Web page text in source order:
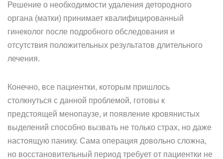
Решение о необходимости удаления детородного
органа (матки) принимает квалифицированный
гинеколог после подробного обследования и
отсутствия положительных результатов длительного
лечения.
Конечно, все пациентки, которым пришлось
столкнуться с данной проблемой, готовы к
предстоящей менопаузе, и появление кровянистых
выделений способно вызвать не только страх, но даже
настоящую панику. Сама операция довольно сложна,
но восстановительный период требует от пациентки не